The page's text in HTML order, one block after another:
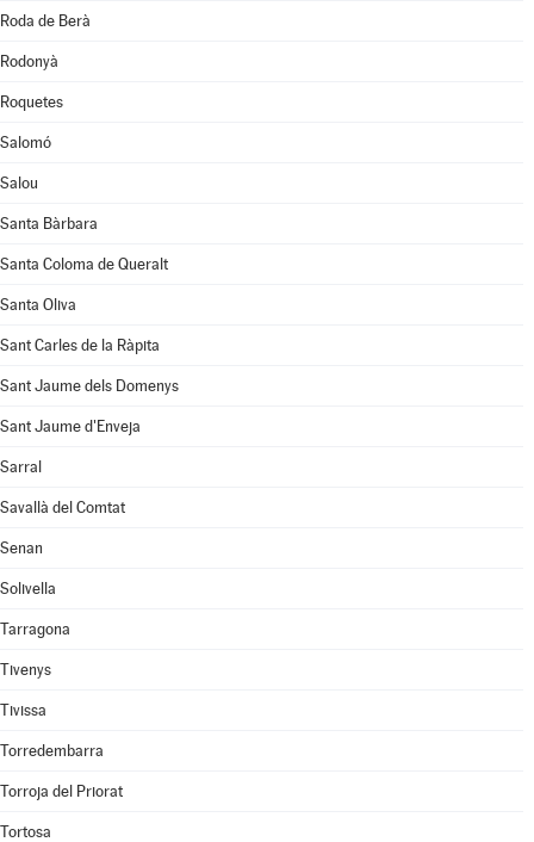
Roda de Berà
Rodonyà
Roquetes
Salomó
Salou
Santa Bàrbara
Santa Coloma de Queralt
Santa Oliva
Sant Carles de la Ràpita
Sant Jaume dels Domenys
Sant Jaume d'Enveja
Sarral
Savallà del Comtat
Senan
Solivella
Tarragona
Tivenys
Tivissa
Torredembarra
Torroja del Priorat
Tortosa